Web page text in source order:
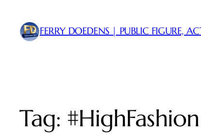
FERRY DOEDENS | PUBLIC FIGURE,
Tag: #HighFashion